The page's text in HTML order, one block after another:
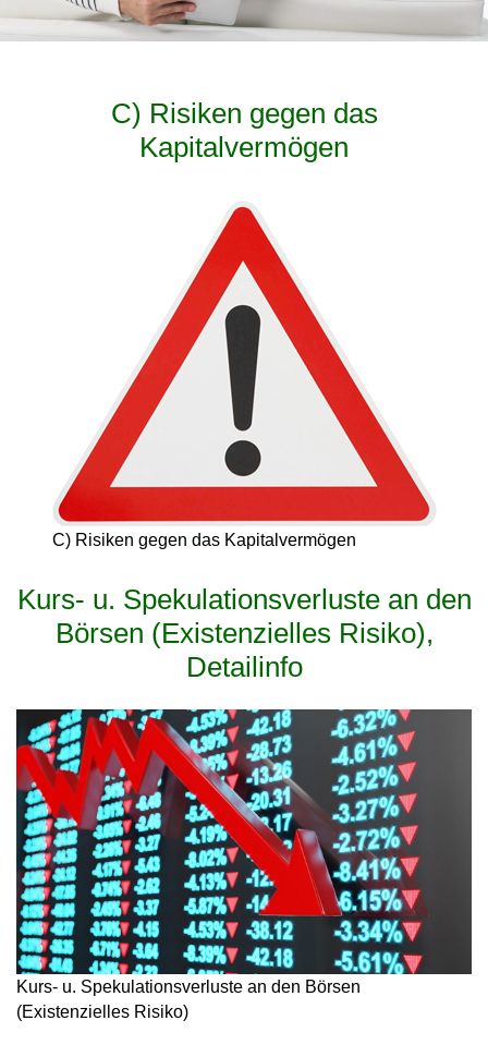
C) Risiken gegen das
Kapitalvermögen
C) Risiken gegen das Kapitalvermögen
Kurs- u. Spekulationsverluste an den
Börsen (Existenzielles Risiko),
Detailinfo
Kurs- u. Spekulationsverluste an den Börsen
(Existenzielles Risiko)